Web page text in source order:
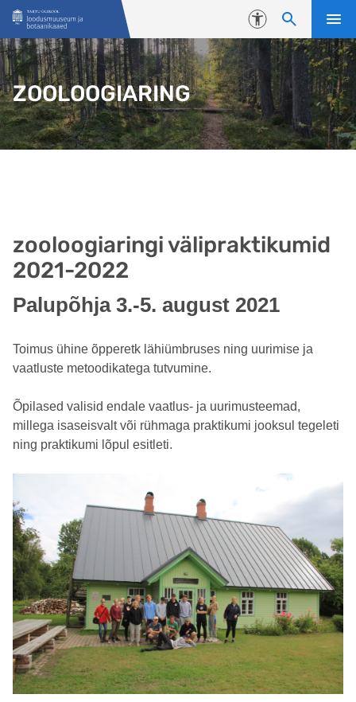
Liigu edasi põhisisu juurde
Juurdepääsetavus
ZOOLOOGIARING
zooloogiaringi välipraktikumid
2021-2022
Palupõhja 3.-5. august 2021
Toimus ühine õpperetk lähiümbruses ning uurimise ja
vaatluste metoodikatega tutvumine.
Õpilased valisid endale vaatlus- ja uurimusteemad,
millega isaseisvalt või rühmaga praktikumi jooksul tegeleti
ning praktikumi lõpul esitleti.